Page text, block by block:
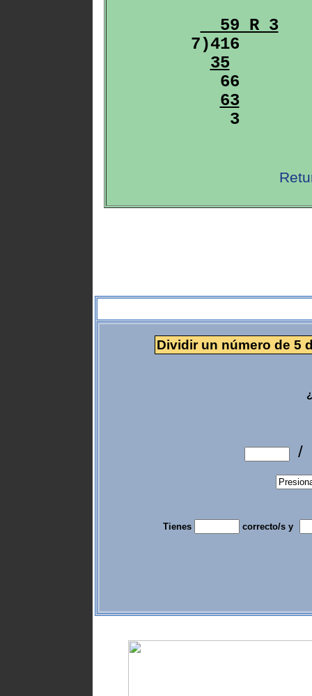
59 R 3
7)416
35
66
63
3
Dividir un número de 5
/
Tienes correcto/s y